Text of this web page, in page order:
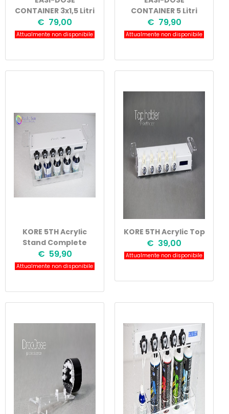
CONTAINER 3x1,5 Litri
€ 79,00
Attualmente non disponibile
CONTAINER 5 Litri
€ 79,90
Attualmente non disponibile
KORE 5TH Acrylic
Stand Complete
€ 59,90
Attualmente non disponibile
KORE 5TH Acrylic Top
€ 39,00
Attualmente non disponibile